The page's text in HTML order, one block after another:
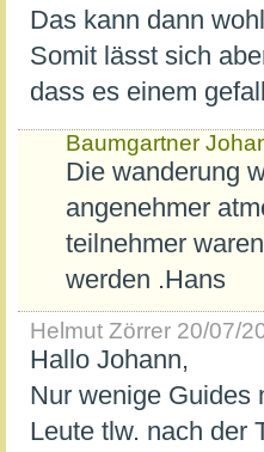
Das kann dann
Somit lässt sich
dass es einem
Baumgartner
Die wanderung
angenehmer
teilnehmer
werden .Hans
Helmut Zörrer 20/07/
Hallo Johann,
Nur wenige Guides
Leute tlw. nach der